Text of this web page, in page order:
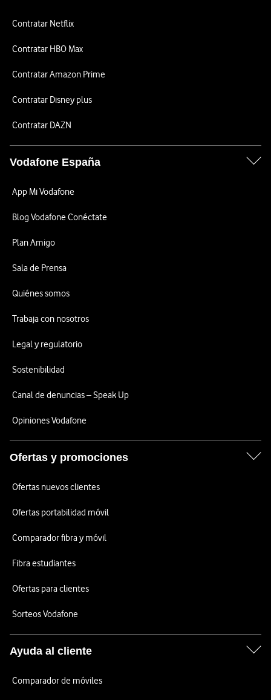
Contratar Netflix
Contratar HBO Max
Contratar Amazon Prime
Contratar Disney plus
Contratar DAZN
Vodafone España
App Mi Vodafone
Blog Vodafone Conéctate
Plan Amigo
Sala de Prensa
Quiénes somos
Trabaja con nosotros
Legal y regulatorio
Sostenibilidad
Canal de denuncias – Speak Up
Opiniones Vodafone
Ofertas y promociones
Ofertas nuevos clientes
Ofertas portabilidad móvil
Comparador fibra y móvil
Fibra estudiantes
Ofertas para clientes
Sorteos Vodafone
Ayuda al cliente
Comparador de móviles